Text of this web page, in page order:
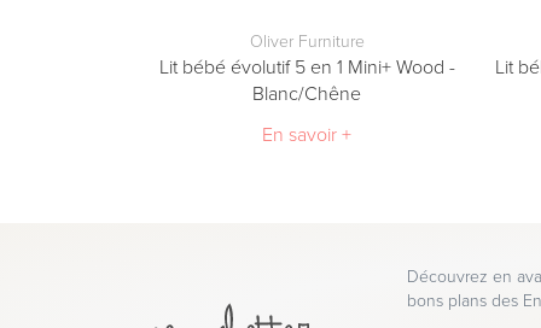
Oliver Furniture
Lit bébé évolutif 5 en 1 Mini+ Wood -
Blanc/Chêne
En savoir +
Lit
Découvrez en
bons plans des